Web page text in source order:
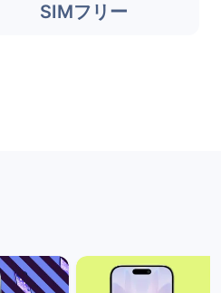
SIMフリー